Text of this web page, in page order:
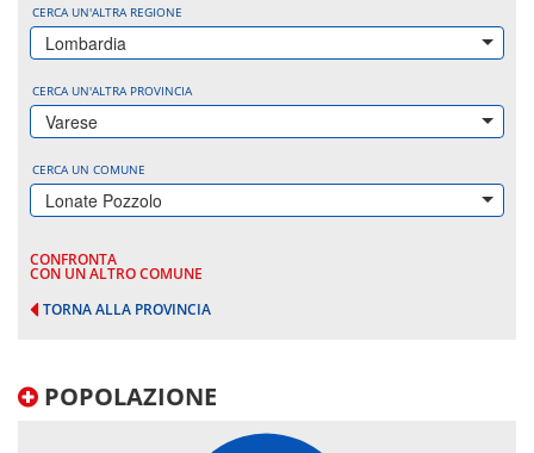
CERCA UN'ALTRA REGIONE
Lombardia
CERCA UN'ALTRA PROVINCIA
Varese
CERCA UN COMUNE
Lonate Pozzolo
CONFRONTA
CON UN ALTRO COMUNE
TORNA ALLA PROVINCIA
POPOLAZIONE